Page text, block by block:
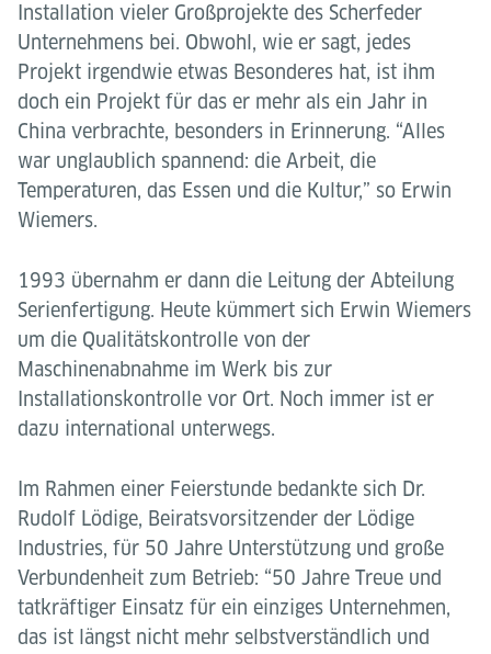
Installation vieler Großprojekte des Scherfeder
Unternehmens bei. Obwohl, wie er sagt, jedes
Projekt irgendwie etwas Besonderes hat, ist ihm
doch ein Projekt für das er mehr als ein Jahr in
China verbrachte, besonders in Erinnerung. “Alles
war unglaublich spannend: die Arbeit, die
Temperaturen, das Essen und die Kultur,” so Erwin
Wiemers.
1993 übernahm er dann die Leitung der Abteilung
Serienfertigung. Heute kümmert sich Erwin Wiemers
um die Qualitätskontrolle von der
Maschinenabnahme im Werk bis zur
Installationskontrolle vor Ort. Noch immer ist er
dazu international unterwegs.
Im Rahmen einer Feierstunde bedankte sich Dr.
Rudolf Lödige, Beiratsvorsitzender der Lödige
Industries, für 50 Jahre Unterstützung und große
Verbundenheit zum Betrieb: “50 Jahre Treue und
tatkräftiger Einsatz für ein einziges Unternehmen,
das ist längst nicht mehr selbstverständlich und